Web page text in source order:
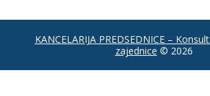
KANCELARIJA PREDSEDNICE –
zajednice © 2026